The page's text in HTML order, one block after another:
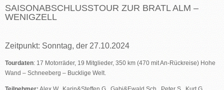
SAISONABSCHLUSSTOUR ZUR BRATL ALM –
WENIGZELL
Zeitpunkt: Sonntag, der 27.10.2024
Tourdaten: 17 Motorräder, 19 Mitglieder, 350 km (470 mit An-Rückreise) Hohe
Wand – Schneeberg – Bucklige Welt.